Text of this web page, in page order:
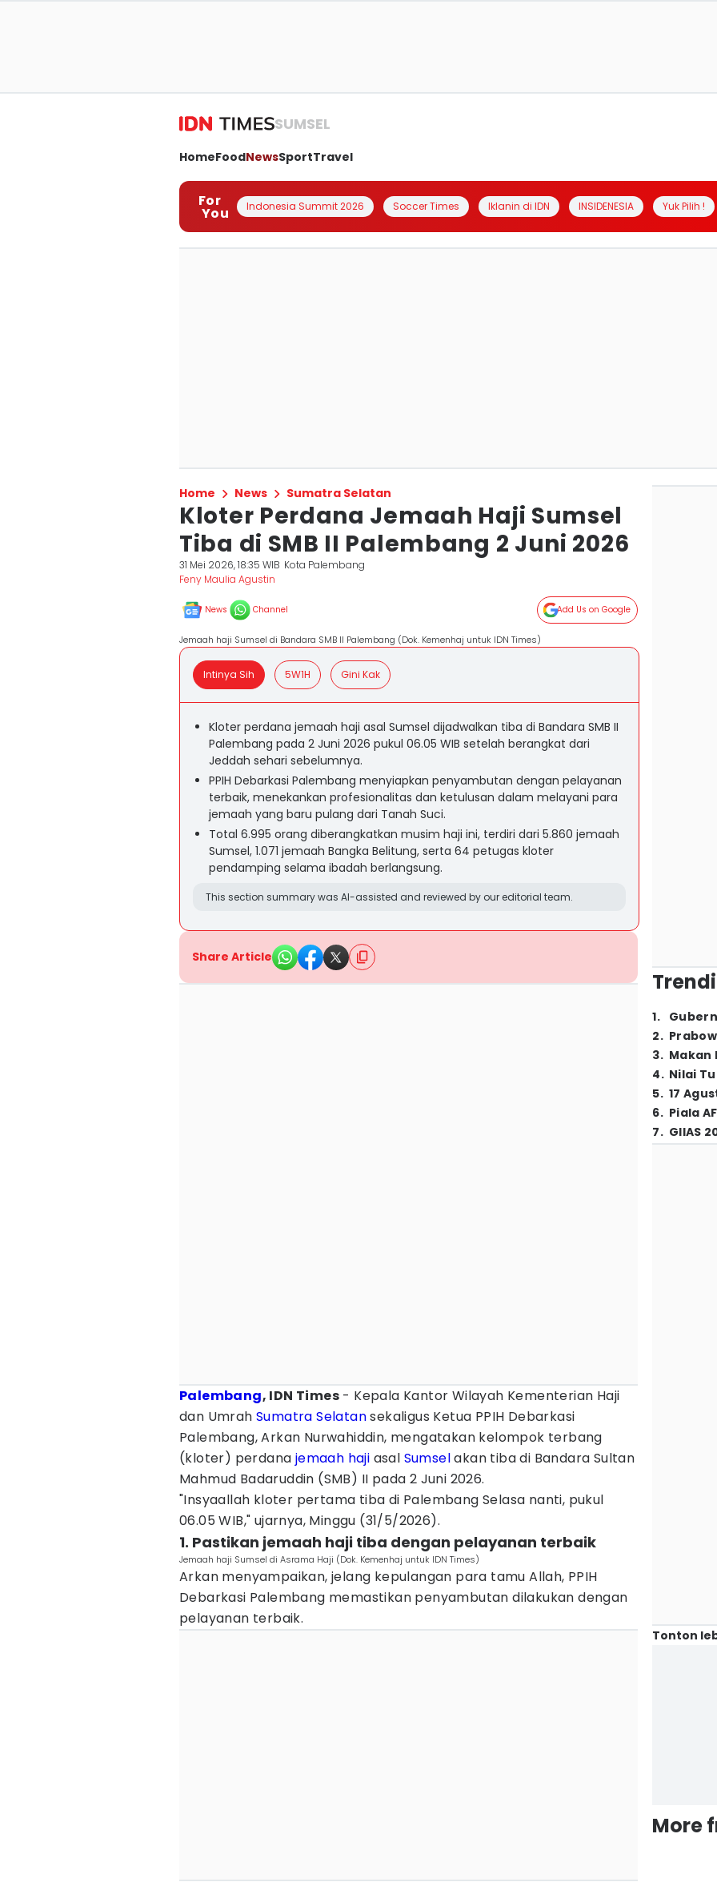
SUMSEL
HomeFoodNewsSportTravel
For
You Indonesia Summit 2026 Soccer Times Iklanin di IDN INSIDENESIA Yuk Pilih !
Home News Sumatra Selatan
Kloter Perdana Jemaah Haji Sumsel
Tiba di SMB II Palembang 2 Juni 2026
31 Mei 2026, 18:35 WIB Kota Palembang
Feny Maulia Agustin
News Channel Add Us on Google
Jemaah haji Sumsel di Bandara SMB II Palembang (Dok. Kemenhaj untuk IDN Times)
Intinya Sih 5W1H Gini Kak
Kloter perdana jemaah haji asal Sumsel dijadwalkan tiba di Bandara SMB II
Palembang pada 2 Juni 2026 pukul 06.05 WIB setelah berangkat dari
Jeddah sehari sebelumnya.
PPIH Debarkasi Palembang menyiapkan penyambutan dengan pelayanan
terbaik, menekankan profesionalitas dan ketulusan dalam melayani para
jemaah yang baru pulang dari Tanah Suci.
Total 6.995 orang diberangkatkan musim haji ini, terdiri dari 5.860 jemaah
Sumsel, 1.071 jemaah Bangka Belitung, serta 64 petugas kloter
pendamping selama ibadah berlangsung.
This section summary was AI-assisted and reviewed by our editorial team.
Share Article
Palembang, IDN Times - Kepala Kantor Wilayah Kementerian Haji
dan UmrahSumatra Selatansekaligus Ketua PPIH Debarkasi
Palembang, Arkan Nurwahiddin, mengatakan kelompok terbang
(kloter) perdana jemaah haji asal Sumselakan tiba di Bandara Sultan
Mahmud Badaruddin (SMB) II pada 2 Juni 2026.
"Insyaallah kloter pertama tiba di Palembang Selasa nanti, pukul
06.05 WIB," ujarnya, Minggu (31/5/2026).
1. Pastikan jemaah haji tiba dengan pelayanan terbaik
Jemaah haji Sumsel di Asrama Haji (Dok. Kemenhaj untuk IDN Times)
Arkan menyampaikan, jelang kepulangan para tamu Allah, PPIH
Debarkasi Palembang memastikan penyambutan dilakukan dengan
pelayanan terbaik.
1.
2.
3. Makan
4. Nilai
5. 17
6. Piala
7. GIIAS
Tonton
More